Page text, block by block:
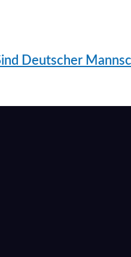
Deutscher